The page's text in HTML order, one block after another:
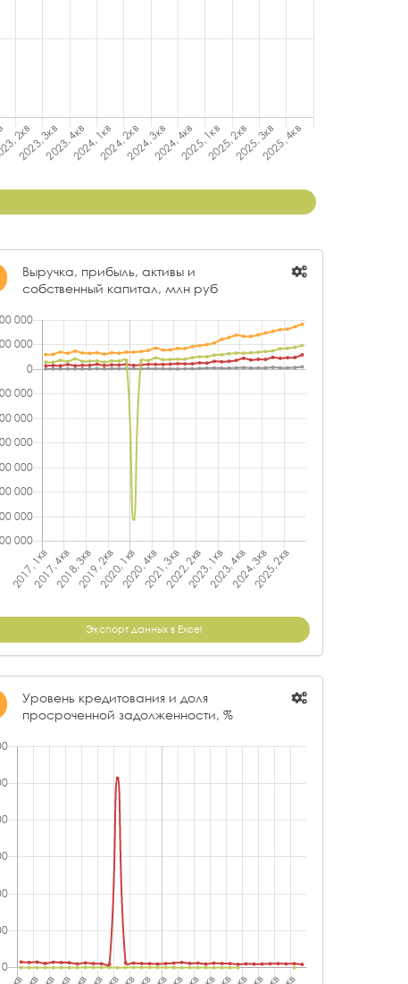
Выручка, прибыль, активы и
собственный капитал, млн руб
Экспорт данных в Excel
Уровень кредитования и доля
просроченной задолженности, %